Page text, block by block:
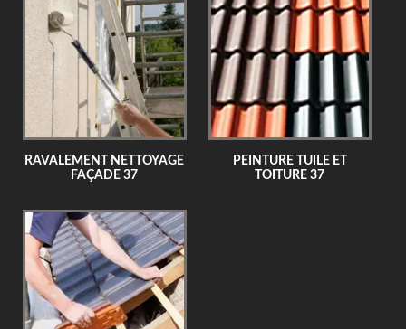
RAVALEMENT NETTOYAGE
FAÇADE 37
PEINTURE TUILE ET
TOITURE 37